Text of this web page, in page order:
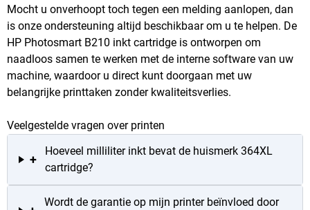
Mocht u onverhoopt toch tegen een melding aanlopen, dan
is onze ondersteuning altijd beschikbaar om u te helpen. De
HP Photosmart B210 inkt cartridge is ontworpen om
naadloos samen te werken met de interne software van uw
machine, waardoor u direct kunt doorgaan met uw
belangrijke printtaken zonder kwaliteitsverlies.
Veelgestelde vragen over printen
+
Hoeveel milliliter inkt bevat de huismerk 364XL
cartridge?
Wordt de garantie op mijn printer beïnvloed door